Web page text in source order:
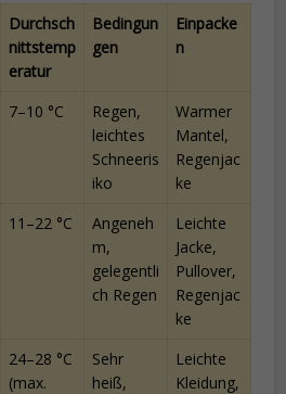
Durchsch
nittstemp
eratur
Bedingun
gen
Einpacke
n
7–10 °C
Regen,
leichtes
Schneeris
iko
Warmer
Mantel,
Regenjac
ke
11–22 °C
Angeneh
m,
gelegentli
ch Regen
Leichte
Jacke,
Pullover,
Regenjac
ke
24–28 °C
(max.
Sehr
heiß,
Leichte
Kleidung,